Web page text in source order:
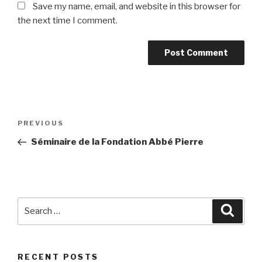
Save my name, email, and website in this browser for
the next time I comment.
Previous
Post
PREVIOUS
Séminaire de la Fondation Abbé Pierre
RECENT POSTS